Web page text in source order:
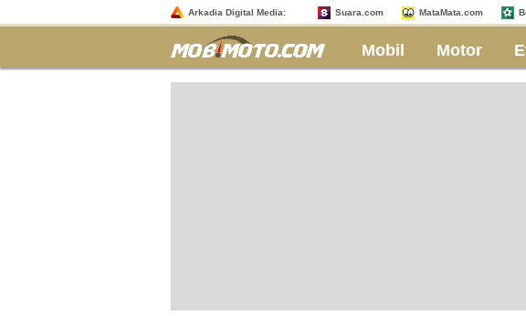
Arkadia Digital Media: Suara.com MataMata.com
Mobil Motor